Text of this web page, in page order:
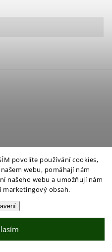
povolíte používání cookies,
webu, pomáhají nám
našeho webu a umožňují nám
obsah.